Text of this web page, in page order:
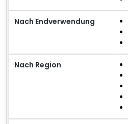
Nach Endverwendung
Nach Region